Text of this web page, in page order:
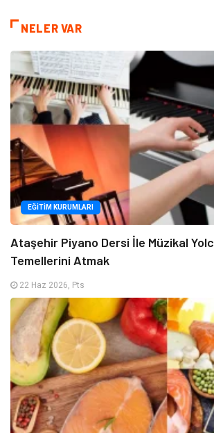
NELER VAR
EĞITIM KURUMLARI
Ataşehir Piyano Dersi İle Müzikal
Temellerini Atmak
22 Haz 2026, Pts